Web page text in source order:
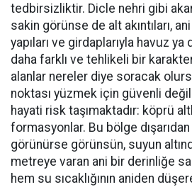
tedbirsizliktir. Dicle nehri gibi
sakin görünse de alt akıntıları,
yapıları ve girdaplarıyla havuz
daha farklı ve tehlikeli bir
alanlar nereler diye soracak
noktası yüzmek için güvenli
hayati risk taşımaktadır: köprü
formasyonlar. Bu bölge
görünürse görünsün, suyun
metreye varan ani bir derinliğe
hem su sıcaklığının aniden